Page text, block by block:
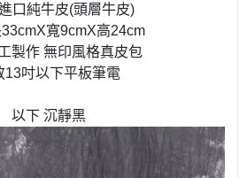
口純牛皮(頭層牛皮)
寬9cmX高24cm
製作 無印風格真皮包
13吋以下平板筆電
以下 沉靜黑